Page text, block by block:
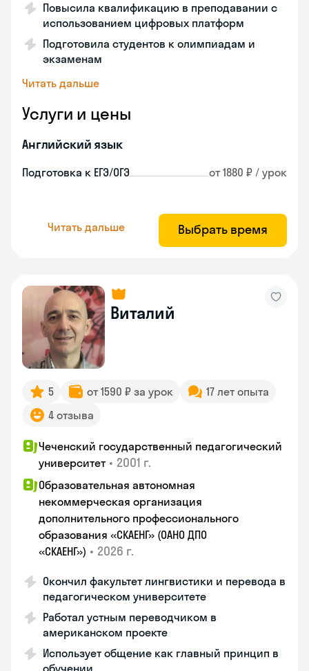
Повысила квалификацию в преподавании с
использованием цифровых платформ
Подготовила студентов к олимпиадам и
экзаменам
Читать дальше
Услуги и цены
Английский язык
Подготовка к ЕГЭ/ОГЭ от 1880 ₽ / урок
Читать дальше Выбрать время
Виталий
5 от 1590 ₽ за урок
17 лет опыта
4 отзыва
Чеченский государственный педагогический
университет • 2001 г.
Образовательная автономная
некоммерческая организация
дополнительного профессионального
образования «СКАЕНГ» (ОАНО ДПО
«СКАЕНГ») • 2026 г.
Окончил факультет лингвистики и перевода в
педагогическом университете
Работал устным переводчиком в
американском проекте
Использует общение как главный принцип в
обучении